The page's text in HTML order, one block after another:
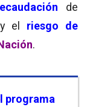
de
el riesgo de
.
programa